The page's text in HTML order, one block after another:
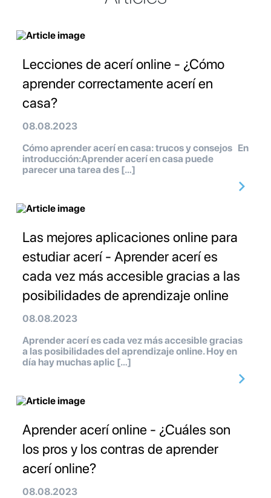
Lecciones de acerí online - ¿Cómo
aprender correctamente acerí en
casa?
08.08.2023
Cómo aprender acerí en casa: trucos y consejos En
introducción:Aprender acerí en casa puede
parecer una tarea des […]
Las mejores aplicaciones online para
estudiar acerí - Aprender acerí es
cada vez más accesible gracias a las
posibilidades de aprendizaje online
08.08.2023
Aprender acerí es cada vez más accesible gracias
a las posibilidades del aprendizaje online. Hoy en
día hay muchas aplic […]
Aprender acerí online - ¿Cuáles son
los pros y los contras de aprender
acerí online?
08.08.2023